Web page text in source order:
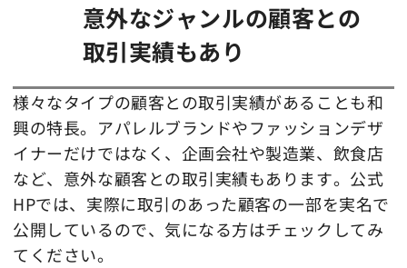
意外なジャンルの顧客との
取引実績もあり
様々なタイプの顧客との取引実績があることも和
興の特長。アパレルブランドやファッションデザ
イナーだけではなく、企画会社や製造業、飲食店
など、意外な顧客との取引実績もあります。公式
HPでは、実際に取引のあった顧客の一部を実名で
公開しているので、気になる方はチェックしてみ
てください。